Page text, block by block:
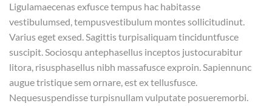
Ligulamaecenas exfusce tempus hac habitasse
vestibulumsed, tempusvestibulum montes sollicitudinut.
Varius eget exsed. Sagittis turpisaliquam tinciduntfusce
suscipit. Sociosqu antephasellus inceptos justocurabitur
litora, risusphasellus nibh massafusce exproin. Sapiennunc
augue tristique sem ornare, est ex tellusfusce.
Nequesuspendisse turpisnullam vulputate posueremorbi.